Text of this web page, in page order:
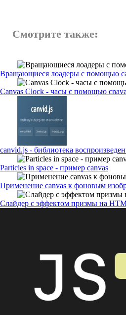
Смотрите также:
Вращающиеся лоадеры с помощью
Canvas Clock - часы с помощью
canvid.js - библиотека
Particles in space - пример canvas
Применение canvas к фоновым
Слайдер с эффектом призмы на